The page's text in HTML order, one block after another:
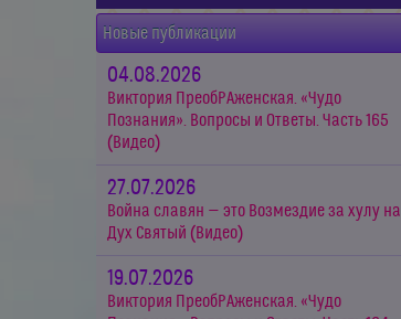
Новые публикации
04.08.2026
Виктория ПреобРАженская. «Чудо
Познания». Вопросы и Ответы. Часть 165
(Видео)
27.07.2026
Война славян — это Возмездие за хулу на
Дух Святый (Видео)
19.07.2026
Виктория ПреобРАженская. «Чудо